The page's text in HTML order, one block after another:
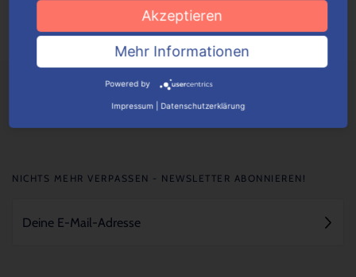
Mehr lesen
NICHTS MEHR VERPASSEN - NEWSLETTER ABONNIEREN!
Akzeptieren
Mehr Informationen
Powered by
Impressum Datenschutzerklärung